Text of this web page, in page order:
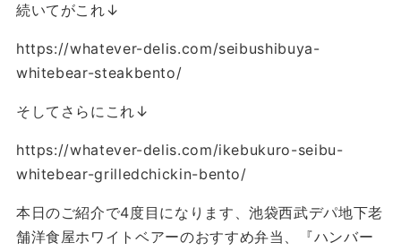
続いてがこれ↓
https://whatever-delis.com/seibushibuya-
whitebear-steakbento/
そしてさらにこれ↓
https://whatever-delis.com/ikebukuro-seibu-
whitebear-grilledchickin-bento/
本日のご紹介で4度目になります、池袋西武デパ地下老
舗洋食屋ホワイトベアーのおすすめ弁当、『ハンバー